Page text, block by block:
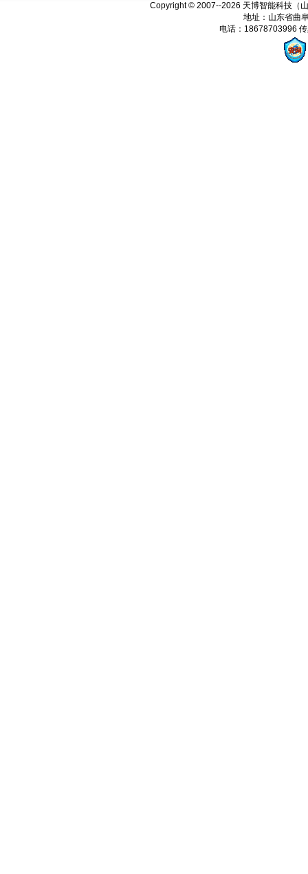
Copyright © 2007--2026 天博智能科技（
地址：山东省曲
电话：18678703996